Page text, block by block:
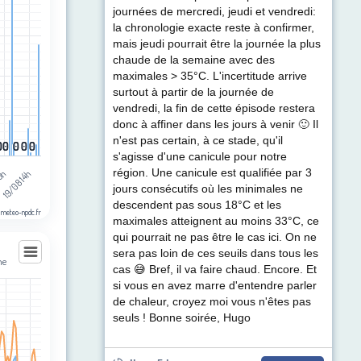
de précipitations (mm). Data ranges from 0 to 4.6.
0
0 0
00
00
0
19/08 14h
meteo-npdc.fr
(km/h). Data ranges from 3 to 43.
journées de mercredi, jeudi et vendredi:
la chronologie exacte reste à confirmer,
mais jeudi pourrait être la journée la plus
chaude de la semaine avec des
maximales > 35°C. L'incertitude arrive
surtout à partir de la journée de
vendredi, la fin de cette épisode restera
donc à affiner dans les jours à venir 🙂 Il
n'est pas certain, à ce stade, qu'il
s'agisse d'une canicule pour notre
région. Une canicule est qualifiée par 3
jours consécutifs où les minimales ne
descendent pas sous 18°C et les
maximales atteignent au moins 33°C, ce
qui pourrait ne pas être le cas ici. On ne
sera pas loin de ces seuils dans tous les
cas 😅 Bref, il va faire chaud. Encore. Et
si vous en avez marre d'entendre parler
de chaleur, croyez moi vous n'êtes pas
seuls ! Bonne soirée, Hugo